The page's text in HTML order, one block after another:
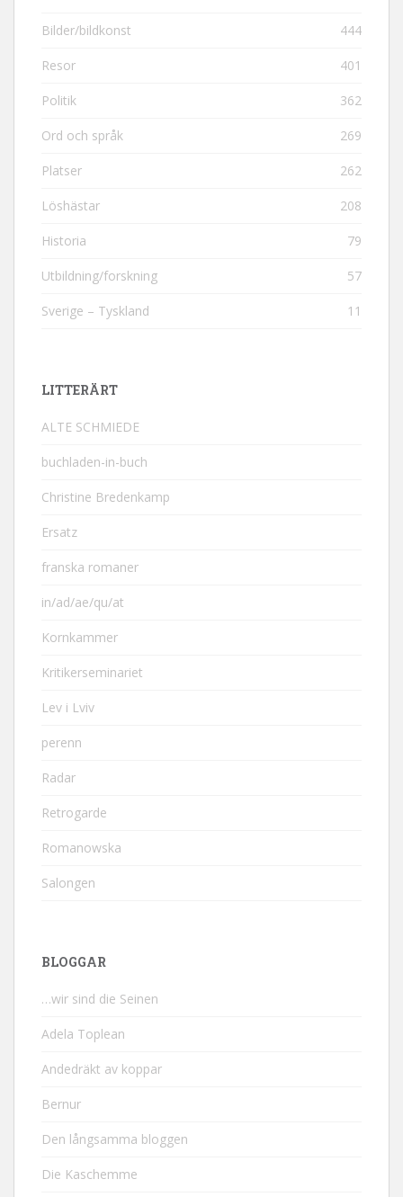
Bilder/bildkonst 444
Resor 401
Politik 362
Ord och språk 269
Platser 262
Löshästar 208
Historia 79
Utbildning/forskning 57
Sverige – Tyskland 11
LITTERÄRT
ALTE SCHMIEDE
buchladen-in-buch
Christine Bredenkamp
Ersatz
franska romaner
in/ad/ae/qu/at
Kornkammer
Kritikerseminariet
Lev i Lviv
perenn
Radar
Retrogarde
Romanowska
Salongen
BLOGGAR
…wir sind die Seinen
Adela Toplean
Andedräkt av koppar
Bernur
Den långsamma bloggen
Die Kaschemme